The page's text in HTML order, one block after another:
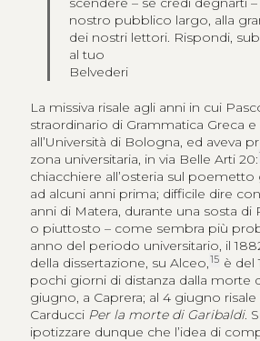
nostro pubblico largo, alla
dei nostri lettori. Rispondi,
al tuo
Belvederi
La missiva risale agli anni in cui
straordinario di Grammatica Greca e
all’Università di Bologna, ed aveva
zona universitaria, in via Belle Arti 20:
chiacchiere all’osteria sul poemetto
ad alcuni anni prima; difficile dire
anni di Matera, durante una sosta di
o piuttosto – come sembra più
anno del periodo universitario, il
della dissertazione, su Alceo,15 è del
pochi giorni di distanza dalla morte
giugno, a Caprera; al 4 giugno
Carducci Per la morte di Garibaldi.
ipotizzare dunque che l’idea di